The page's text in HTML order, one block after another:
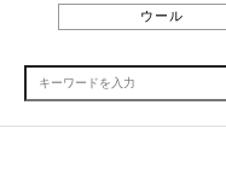
ウール